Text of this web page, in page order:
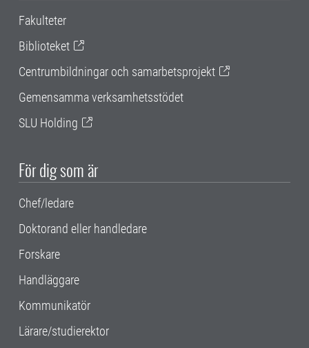
Fakulteter
Biblioteket
Centrumbildningar och samarbetsprojekt
Gemensamma verksamhetsstödet
SLU Holding
För dig som är
Chef/ledare
Doktorand eller handledare
Forskare
Handläggare
Kommunikatör
Lärare/studierektor